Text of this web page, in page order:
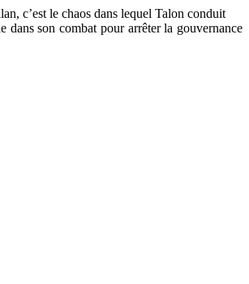
c’est le chaos dans lequel Talon conduit
son combat pour arrêter la gouvernance